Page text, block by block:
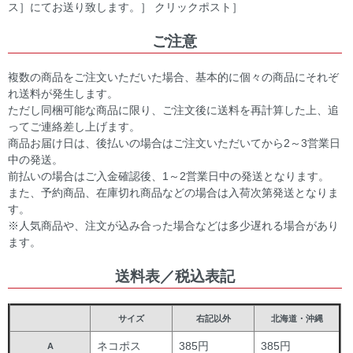
ス］にてお送り致します。］ クリックポスト］
ご注意
複数の商品をご注文いただいた場合、基本的に個々の商品にそれぞ
れ送料が発生します。
ただし同梱可能な商品に限り、ご注文後に送料を再計算した上、追
ってご連絡差し上げます。
商品お届け日は、後払いの場合はご注文いただいてから2～3営業日
中の発送。
前払いの場合はご入金確認後、1～2営業日中の発送となります。
また、予約商品、在庫切れ商品などの場合は入荷次第発送となりま
す。
※人気商品や、注文が込み合った場合などは多少遅れる場合があり
ます。
送料表／税込表記
サイズ 右記以外 北海道・沖縄
A ネコポス 385円 385円